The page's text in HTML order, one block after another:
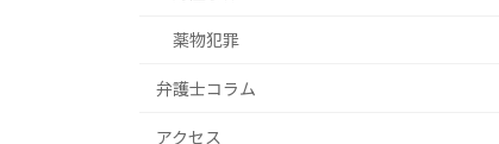
薬物犯罪
弁護士コラム
アクセス